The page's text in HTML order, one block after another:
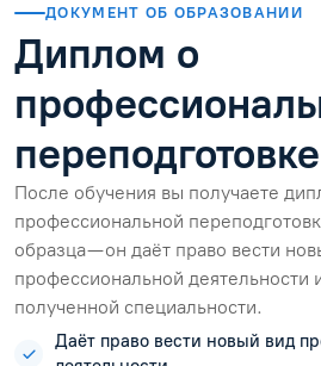
ДОКУМЕНТ ОБ ОБРАЗОВАНИИ
Диплом о
переподготовке
После обучения вы получаете
профессиональной
образца — он даёт право вести
профессиональной деятельности
полученной специальности.
Даёт право вести новый вид